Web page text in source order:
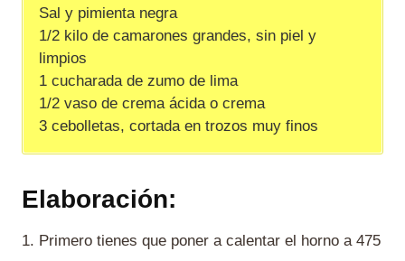
Sal y pimienta negra
1/2 kilo de camarones grandes, sin piel y
limpios
1 cucharada de zumo de lima
1/2 vaso de crema ácida o crema
3 cebolletas, cortada en trozos muy finos
Elaboración:
1. Primero tienes que poner a calentar el horno a 475